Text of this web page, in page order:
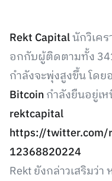
Rekt Capitalนักวิเค
อกกับผู้ติดตามทั้ง
กำลังจะพุ่งสูงขึ้น โด
Bitcoinกำลังยืนอยู่เ
rektcapital
https://
12368820224
Rekt ยังกล่าวเสริมว่